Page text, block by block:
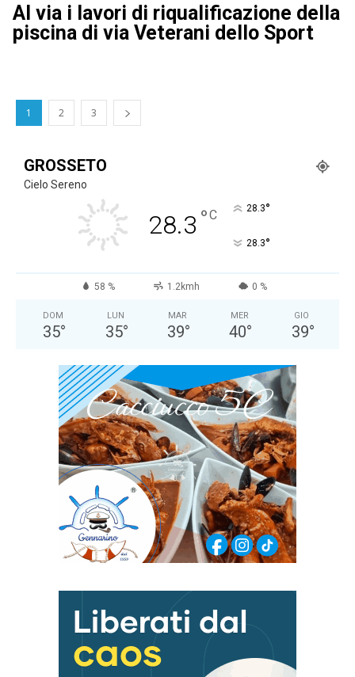
Al via i lavori di riqualificazione della
piscina di via Veterani dello Sport
1 2 3
GROSSETO
Cielo Sereno
28.3 °C 28.3°
28.3°
58 % 1.2kmh 0 %
DOM
35°
LUN
35°
MAR
39°
MER
40°
GIO
39°